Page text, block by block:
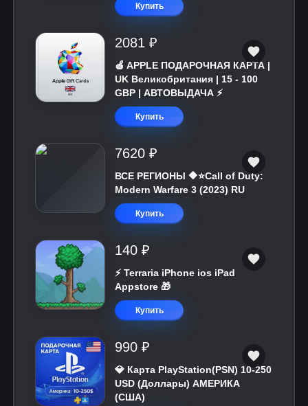
Купить
2081 ₽
🍎 APPLE ПОДАРОЧНАЯ КАРТА |
UK Великобритания | 15 - 100
GBP | АВТОВЫДАЧА ⚡️
Купить
7620 ₽
ВСЕ РЕГИОНЫ 🔶⭐Call of Duty:
Modern Warfare 3 (2023) RU
Купить
140 ₽
⚡️ Terraria iPhone ios iPad
Appstore 🎁
Купить
990 ₽
💎 Карта PlayStation(PSN) 10-250
USD (Доллары) АМЕРИКА
(США)